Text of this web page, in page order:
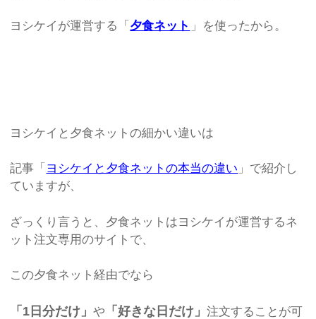
ヨシケイが運営する「 夕食ネット 」を使ったから。
ヨシケイと夕食ネットの細かい違いは
記事「 ヨシケイと夕食ネットの本当の違い 」で紹介し
ていますが、
ざっくり言うと、夕食ネットはヨシケイが運営するネ
ット注文専用のサイトで、
この夕食ネット経由でなら
「1日分だけ」や 「好きな日だけ」注文することが可